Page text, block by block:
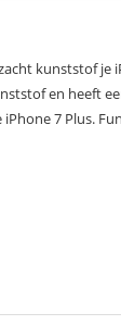
kunststof je
en heeft
7 Plus.